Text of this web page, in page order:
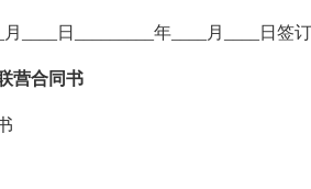
月____日_________年____月____日签
营合同书